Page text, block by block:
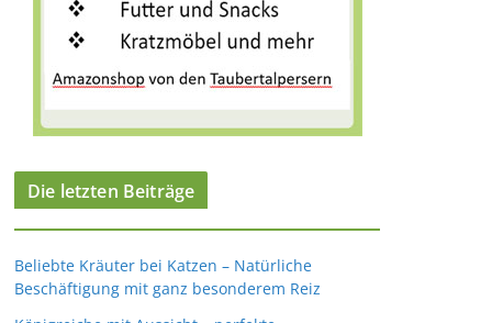
Die letzten Beiträge
Beliebte Kräuter bei Katzen – Natürliche
Beschäftigung mit ganz besonderem Reiz